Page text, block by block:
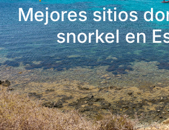
Mejores sitios
snorkel en